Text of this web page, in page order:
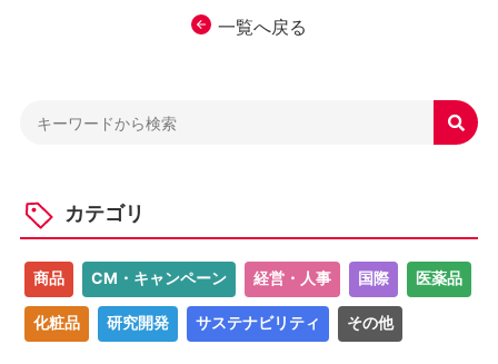
一覧へ戻る

カテゴリ
商品 CM・キャンペーン 経営・人事 国際 医薬品
化粧品 研究開発 サステナビリティ その他